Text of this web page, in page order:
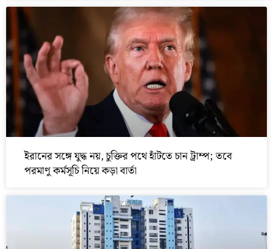
ইরানের সঙ্গে যুদ্ধ নয়, চুক্তির পথে হাঁটতে চান ট্রাম্প; তবে
পরমাণু কর্মসূচি নিয়ে কড়া বার্তা